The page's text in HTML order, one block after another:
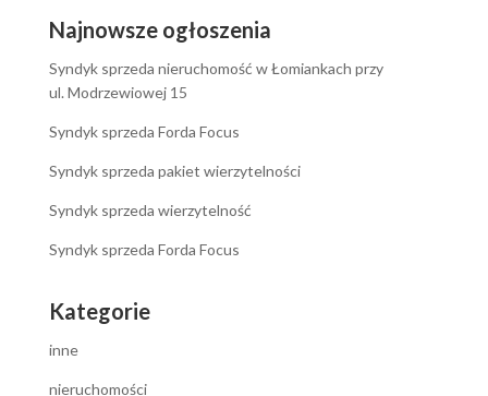
Najnowsze ogłoszenia
Syndyk sprzeda nieruchomość w Łomiankach przy
ul. Modrzewiowej 15
Syndyk sprzeda Forda Focus
Syndyk sprzeda pakiet wierzytelności
Syndyk sprzeda wierzytelność
Syndyk sprzeda Forda Focus
Kategorie
inne
nieruchomości